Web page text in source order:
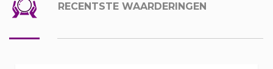
RECENTSTE WAARDERINGEN